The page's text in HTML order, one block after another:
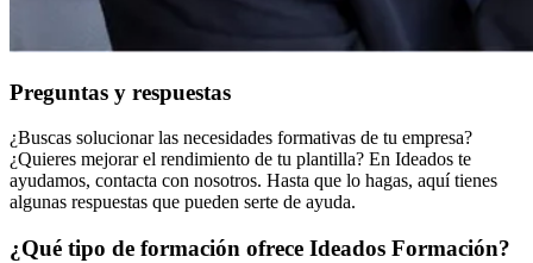
Preguntas y respuestas
¿Buscas solucionar las necesidades formativas de tu empresa?
¿Quieres mejorar el rendimiento de tu plantilla? En Ideados te
ayudamos, contacta con nosotros. Hasta que lo hagas, aquí tienes
algunas respuestas que pueden serte de ayuda.
¿Qué tipo de formación ofrece Ideados Formación?